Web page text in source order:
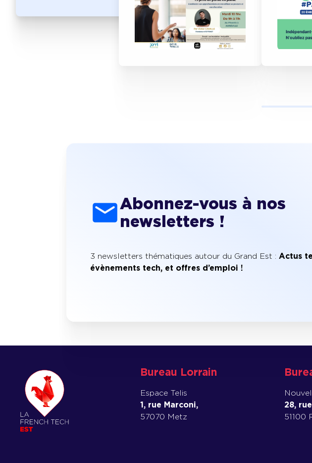
Abonnez-vous à nos
newsletters !
3 newsletters thématiques autour du Grand Est :Actus
évènements tech, et offres d’emploi !
Bureau Lorrain
Espace Telis
1, rue Marconi,
57070 Metz
28,
51100